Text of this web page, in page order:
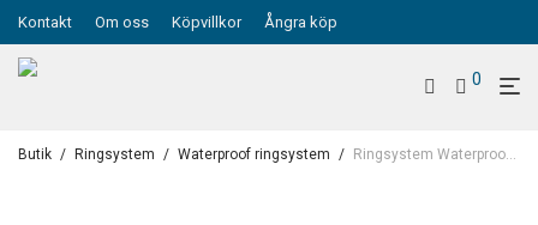
Kontakt Om oss Köpvillkor Ångra köp
0
Butik / Ringsystem / Waterproof ringsystem / Ringsystem Waterproof Ultima Twist